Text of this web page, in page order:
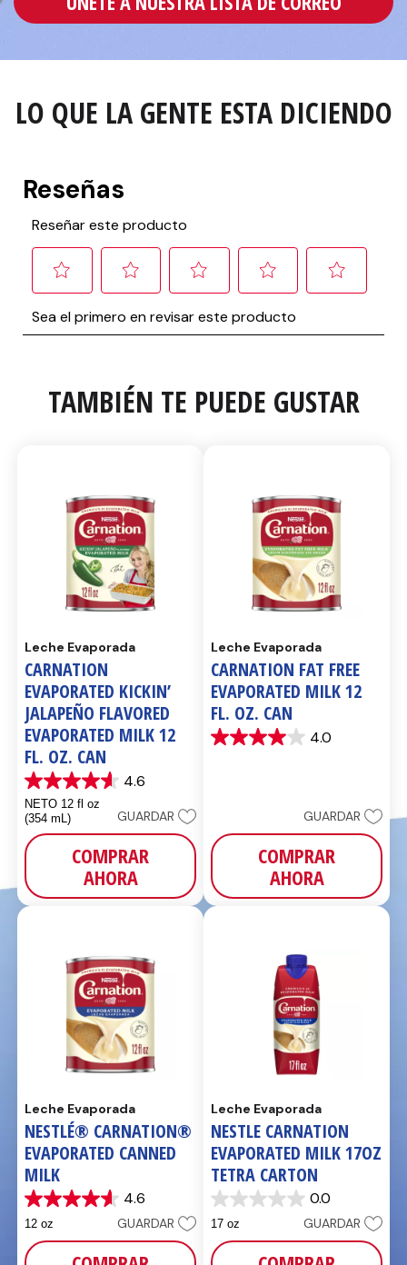
LO QUE LA GENTE ESTA DICIENDO
TAMBIÉN TE PUEDE GUSTAR
Leche Evaporada
CARNATION
EVAPORATED KICKIN’
JALAPEÑO FLAVORED
EVAPORATED MILK 12
FL. OZ. CAN
4.6
4.6
de
5
estrellas.
410
NETO 12 fl oz
(354 mL)
GUARDAR
COMPRAR
AHORA
Leche Evaporada
CARNATION FAT FREE
EVAPORATED MILK 12
FL. OZ. CAN
4.0
4.0
GUARDAR
COMPRAR
AHORA
Leche Evaporada
NESTLÉ® CARNATION®
EVAPORATED CANNED
MILK
4.6
4.6
de
estrellas.
12 oz GUARDAR
Leche Evaporada
NESTLE CARNATION
EVAPORATED MILK 17OZ
TETRA CARTON
0.0
0.0
de
estrellas.
17 oz GUARDAR